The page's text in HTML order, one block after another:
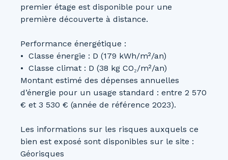
premier étage est disponible pour une
première découverte à distance.
Performance énergétique :
Classe énergie : D (179 kWh/m²/an)
Classe climat : D (38 kg CO₂/m²/an)
Montant estimé des dépenses annuelles
d’énergie pour un usage standard : entre 2 570
€ et 3 530 € (année de référence 2023).
Les informations sur les risques auxquels ce
bien est exposé sont disponibles sur le site :
Géorisques